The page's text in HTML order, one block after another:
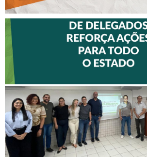
DELEGADOS
AÇÕES PARA
ESTADO